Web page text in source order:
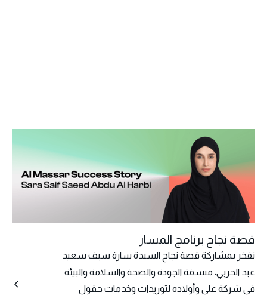
قصة نجاح برنامج المسار
نفخر بمشاركة قصة نجاح السيدة سارة سيف سعيد
عبد الحربي، منسقة الجودة والصحة والسلامة والبيئة
في شركة علي وأولاده لتوريدات وخدمات حقول